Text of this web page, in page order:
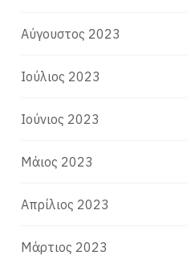
Αύγουστος 2023
Ιούλιος 2023
Ιούνιος 2023
Μάιος 2023
Απρίλιος 2023
Μάρτιος 2023